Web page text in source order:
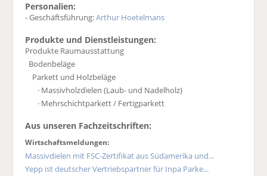
Personalien:
- Geschäftsführung:Arthur Hoetelmans
Produkte und Dienstleistungen:
Produkte Raumausstattung
Bodenbeläge
Parkett und Holzbeläge
· Massivholzdielen (Laub- und Nadelholz)
· Mehrschichtparkett / Fertigparkett
Aus unseren Fachzeitschriften:
Wirtschaftsmeldungen:
Massivdielen mit FSC-Zertifikat aus Südamerika und...
Yepp ist deutscher Vertriebspartner für Inpa Parke...